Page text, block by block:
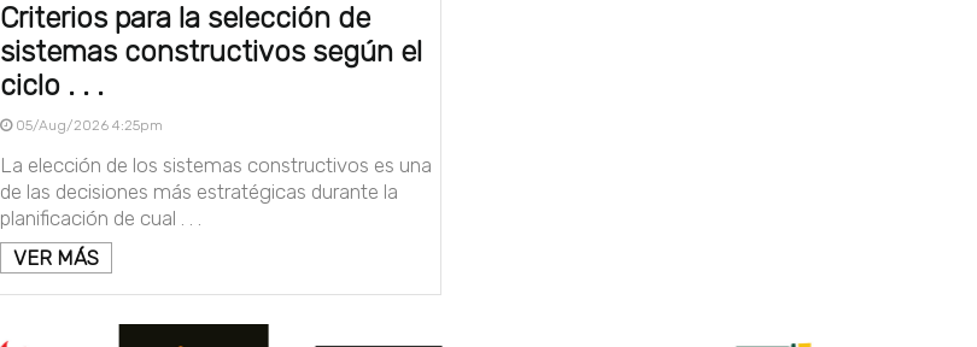
Criterios para la selección de
sistemas constructivos según el
ciclo . . .
05/Aug/2026 4:25pm
La elección de los sistemas constructivos es una
de las decisiones más estratégicas durante la
planificación de cual . . .
VER MÁS